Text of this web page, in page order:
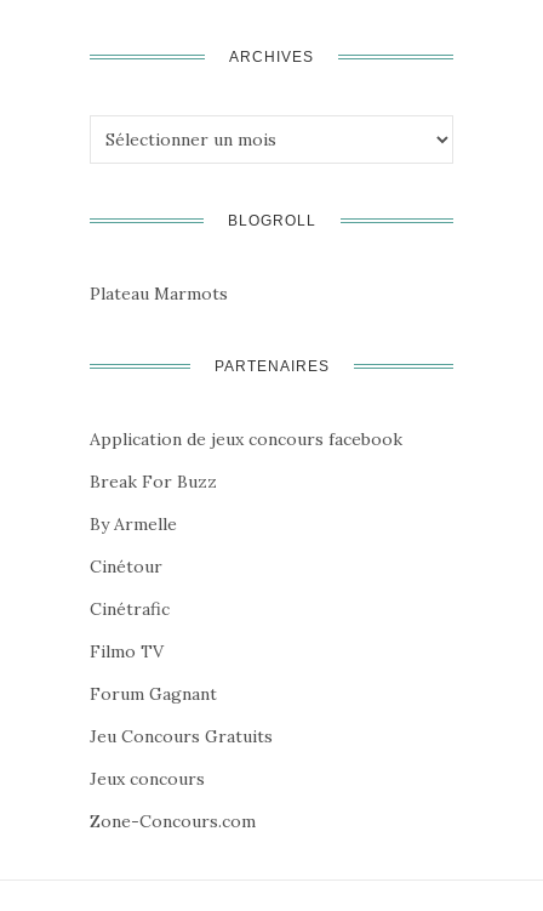
ARCHIVES
Archives
BLOGROLL
Plateau Marmots
PARTENAIRES
Application de jeux concours facebook
Break For Buzz
By Armelle
Cinétour
Cinétrafic
Filmo TV
Forum Gagnant
Jeu Concours Gratuits
Jeux concours
Zone-Concours.com